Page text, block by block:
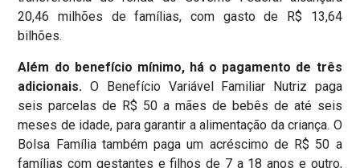
20,46 milhões de famílias, com gasto de R$ 13,64
bilhões.
Além do benefício mínimo, há o pagamento de três
adicionais. O Benefício Variável Familiar Nutriz paga
seis parcelas de R$ 50 a mães de bebês de até seis
meses de idade, para garantir a alimentação da criança. O
Bolsa Família também paga um acréscimo de R$ 50 a
famílias com gestantes e filhos de 7 a 18 anos e outro,